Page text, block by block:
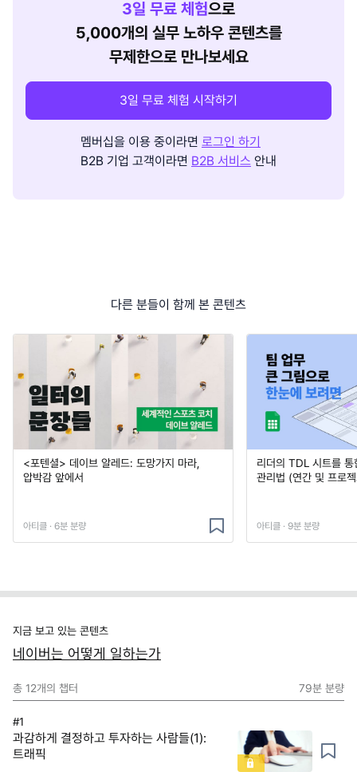
3일 무료 체험으로
5,000개의 실무 노하우 콘텐츠를
무제한으로 만나보세요
3일 무료 체험 시작하기
멤버십을 이용 중이라면 로그인 하기
B2B 기업 고객이라면 B2B 서비스 안내
다른 분들이 함께 본 콘텐츠
<포텐셜> 데이브 알레드: 도망가지 마라,
압박감 앞에서
아티클 · 6분 분량
리더의 TDL 시트를
관리법 (연간 및 프로
아티클 · 9분 분량
지금 보고 있는 콘텐츠
네이버는 어떻게 일하는가
총 12개의 챕터 79분 분량
#1
과감하게 결정하고 투자하는 사람들(1):
트래픽